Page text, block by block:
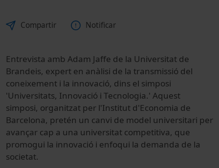
Compartir Notificar
Entrevista amb Adam Jaffe de la Universitat de
Brandeis, expert en anàlisi de la transmissió del
coneixement i la innovació, dins el simposi
'Universitats, Innovació i Tecnologia.' Aquest
simposi, organitzat per l'Institut d'Economia de
Barcelona, pretén un canvi de model universitari per
avançar cap a una universitat competitiva, que
promogui la innovació i enfoqui la demanda de la
societat.